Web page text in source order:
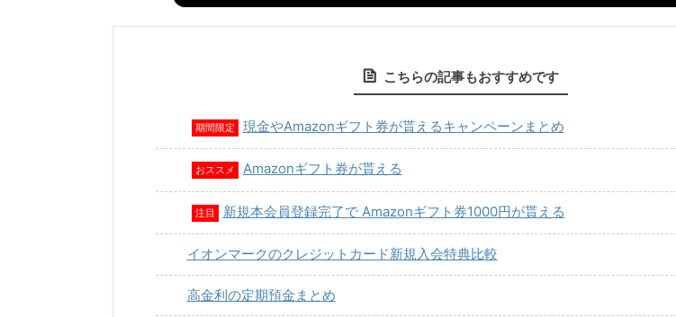
こちらの記事もおすすめです
期間限定 現金やAmazonギフト券が貰えるキャンペーンまとめ
おススメ Amazonギフト券が貰える
注目 新規本会員登録完了で Amazonギフト券1000円が貰える
イオンマークのクレジットカード新規入会特典比較
高金利の定期預金まとめ